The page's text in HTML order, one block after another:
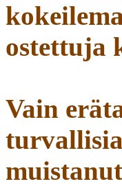
ostettuja
Vain